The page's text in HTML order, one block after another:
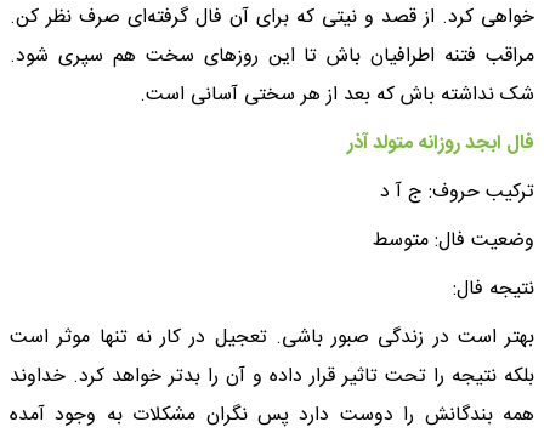
خواهی کرد. از قصد و نیتی که برای آن فال گرفته‌ای صرف نظر کن.
مراقب فتنه اطرافیان باش تا این روزهای سخت هم سپری شود.
شک نداشته باش که بعد از هر سختی آسانی است.
فال ابجد روزانه متولد آذر
ترکیب حروف: ج آ‌ د
وضعیت فال: متوسط
نتیجه فال:
بهتر است در زندگی صبور باشی. تعجیل در کار نه تنها موثر است
بلکه نتیجه را تحت تاثیر قرار داده و آن را بدتر خواهد کرد. خداوند
همه بندگانش را دوست دارد پس نگران مشکلات به وجود آمده